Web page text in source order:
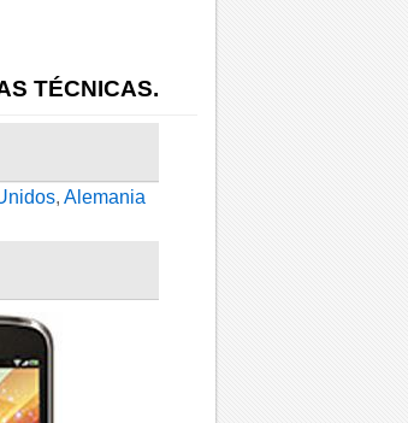
TÉCNICAS.
, Alemania